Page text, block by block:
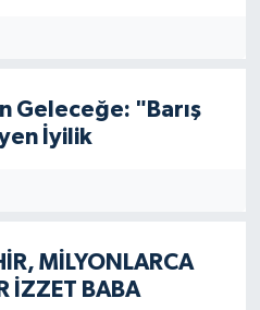
Geleceğe: "Barış
İyilik
MİLYONLARCA
İZZET BABA